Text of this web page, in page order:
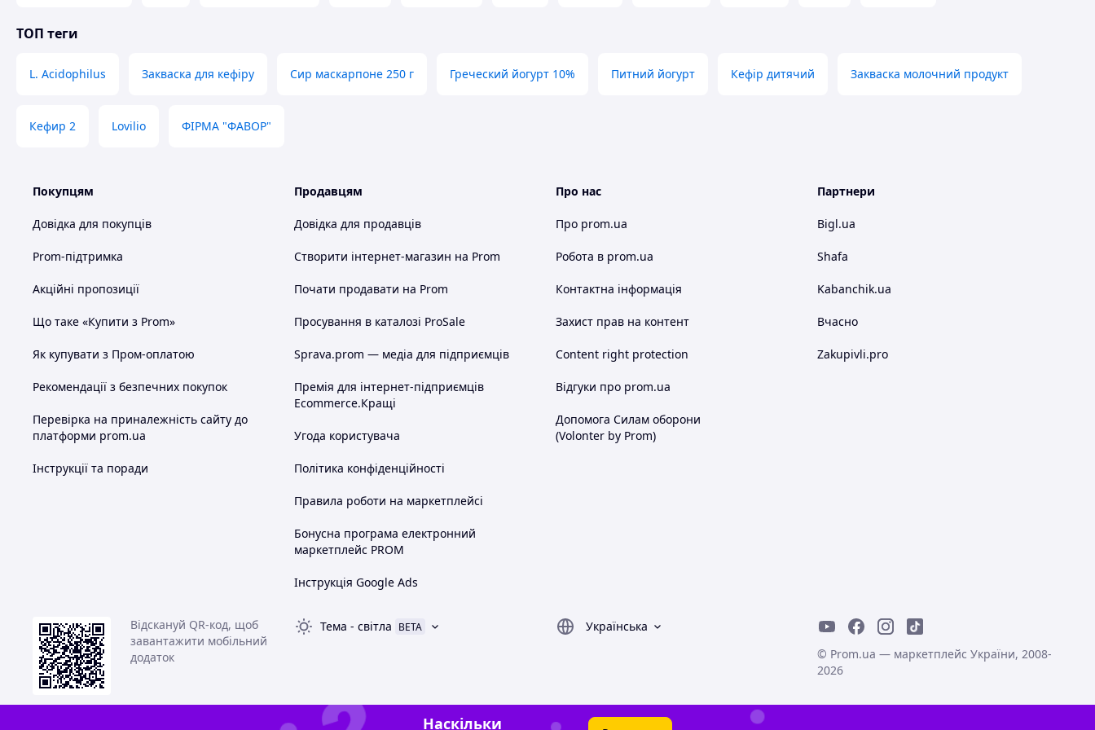
ТОП теги
L. Acidophilus Закваска для кефіру Сир маскарпоне 250 г Греческий йогурт 10% Питний йогурт Кефір дитячий Закваска молочний продукт
Кефир 2 Lovilio ФІРМА "ФАВОР"
Покупцям
Довідка для покупців
Prom-підтримка
Акційні пропозиції
Що таке «Купити з Prom»
Як купувати з Пром-оплатою
Рекомендації з безпечних покупок
Перевірка на приналежність сайту до
платформи prom.ua
Інструкції та поради
Продавцям
Довідка для продавців
Створити інтернет-магазин на Prom
Почати продавати на Prom
Просування в каталозі ProSale
Sprava.prom — медіа для підприємців
Премія для інтернет-підприємців
Ecommerce.Кращі
Угода користувача
Політика конфіденційності
Правила роботи на маркетплейсі
Бонусна програма електронний
маркетплейс PROM
Інструкція Google Ads
Про нас
Про prom.ua
Робота в prom.ua
Контактна інформація
Захист прав на контент
Content right protection
Відгуки про prom.ua
Допомога Силам оборони
(Volonter by Prom)
Партнери
Bigl.ua
Shafa
Kabanchik.ua
Вчасно
Zakupivli.pro
Відскануй QR-код, щоб
завантажити мобільний
додаток
Тема - світла BETA
Українська
© Prom.ua — маркетплейс України, 2008-
2026
Наскільки